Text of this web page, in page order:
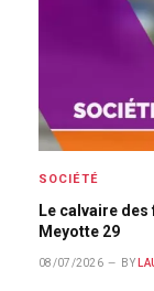
SOCIÉTÉ
Le calvaire
Meyotte 29
08/07/2026 BY